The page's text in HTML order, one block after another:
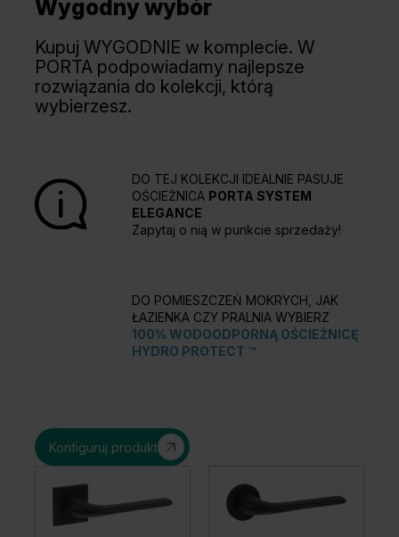
Wygodny wybór
Kupuj WYGODNIE w komplecie. W
PORTA podpowiadamy najlepsze
rozwiązania do kolekcji, którą
wybierzesz.
DO TEJ KOLEKCJI IDEALNIE PASUJE
OŚCIEŻNICA PORTA SYSTEM
ELEGANCE
Zapytaj o nią w punkcie sprzedaży!
DO POMIESZCZEŃ MOKRYCH, JAK
ŁAZIENKA CZY PRALNIA WYBIERZ
100% WODOODPORNĄ OŚCIEŻNICĘ
HYDRO PROTECT ™
Konfiguruj produkt